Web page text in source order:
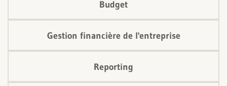
Budget
Gestion financière de l'entreprise
Reporting